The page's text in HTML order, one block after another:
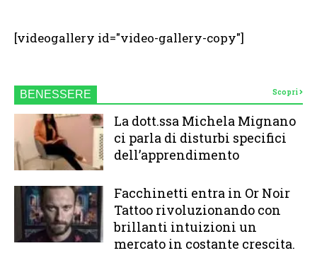
[videogallery id="video-gallery-copy"]
BENESSERE Scopri
La dott.ssa Michela Mignano
ci parla di disturbi specifici
dell’apprendimento
Facchinetti entra in Or Noir
Tattoo rivoluzionando con
brillanti intuizioni un
mercato in costante crescita.